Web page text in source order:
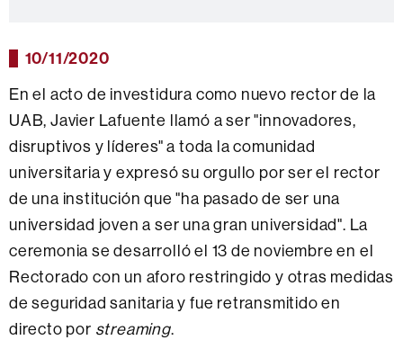
10/11/2020
En el acto de investidura como nuevo rector de la
UAB, Javier Lafuente llamó a ser "innovadores,
disruptivos y líderes" a toda la comunidad
universitaria y expresó su orgullo por ser el rector
de una institución que "ha pasado de ser una
universidad joven a ser una gran universidad". La
ceremonia se desarrolló el 13 de noviembre en el
Rectorado con un aforo restringido y otras medidas
de seguridad sanitaria y fue retransmitido en
directo por streaming.